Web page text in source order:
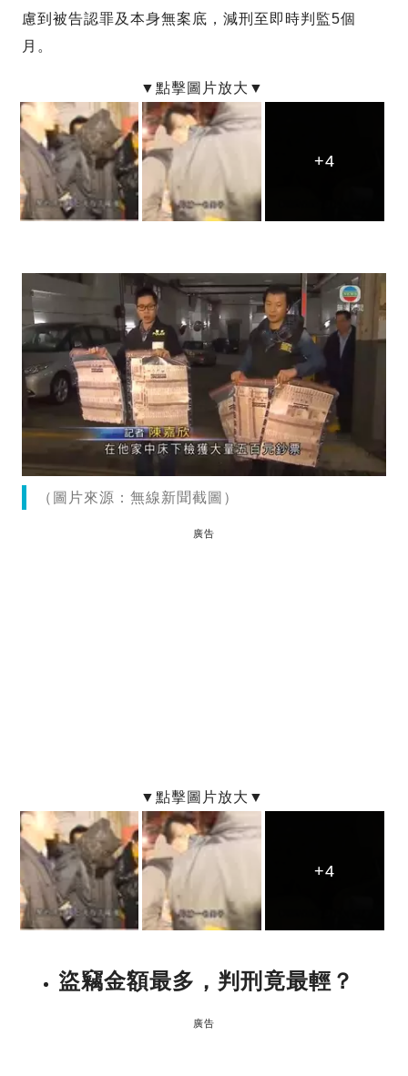
慮到被告認罪及本身無案底，減刑至即時判監5個
月。
+4
+4
+4
（圖片來源：無線新聞截圖）
廣告
+4
+4
+4
盜竊金額最多， 判刑竟最輕？
廣告